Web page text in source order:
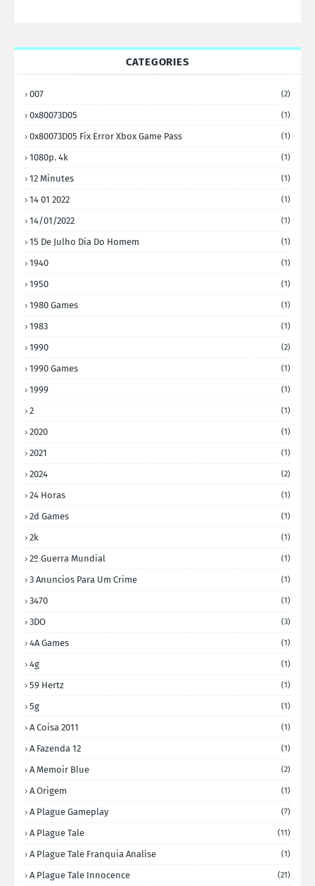
CATEGORIES
007 (2)
0x80073D05 (1)
0x80073D05 Fix Error Xbox Game Pass (1)
1080p. 4k (1)
12 Minutes (1)
14 01 2022 (1)
14/01/2022 (1)
15 De Julho Dia Do Homem (1)
1940 (1)
1950 (1)
1980 Games (1)
1983 (1)
1990 (2)
1990 Games (1)
1999 (1)
2 (1)
2020 (1)
2021 (1)
2024 (2)
24 Horas (1)
2d Games (1)
2k (1)
2º Guerra Mundial (1)
3 Anuncios Para Um Crime (1)
3470 (1)
3DO (3)
4A Games (1)
4g (1)
59 Hertz (1)
5g (1)
A Coisa 2011 (1)
A Fazenda 12 (1)
A Memoir Blue (2)
A Origem (1)
A Plague Gameplay (7)
A Plague Tale (11)
A Plague Tale Franquia Analise (1)
A Plague Tale Innocence (21)